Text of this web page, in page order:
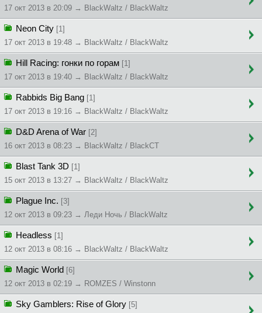
17 окт 2013 в 20:09 → BlackWaltz / BlackWaltz
Neon City [1]
17 окт 2013 в 19:48 → BlackWaltz / BlackWaltz
Hill Racing: гонки по горам [1]
17 окт 2013 в 19:40 → BlackWaltz / BlackWaltz
Rabbids Big Bang [1]
17 окт 2013 в 19:16 → BlackWaltz / BlackWaltz
D&D Arena of War [2]
16 окт 2013 в 08:23 → BlackWaltz / BlackCT
Blast Tank 3D [1]
15 окт 2013 в 13:27 → BlackWaltz / BlackWaltz
Plague Inc. [3]
12 окт 2013 в 09:23 → Леди Ночь / BlackWaltz
Headless [1]
12 окт 2013 в 08:16 → BlackWaltz / BlackWaltz
Magic World [6]
12 окт 2013 в 02:19 → ROMZES / Winstonn
Sky Gamblers: Rise of Glory [5]